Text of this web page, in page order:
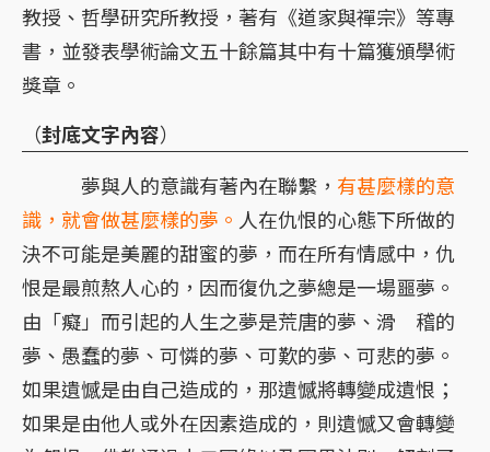
教授、哲學研究所教授，著有《道家與禪宗》等專
書，並發表學術論文五十餘篇其中有十篇獲頒學術
獎章。
（封底文字內容）
夢與人的意識有著內在聯繫， 有甚麼樣的意
識，就會做甚麼樣的夢。 人在仇恨的心態下所做的
決不可能是美麗的甜蜜的夢，而在所有情感中，仇
恨是最煎熬人心的，因而復仇之夢總是一場噩夢。
由「癡」而引起的人生之夢是荒唐的夢、滑 稽的
夢、愚蠢的夢、可憐的夢、可歎的夢、可悲的夢。
如果遺憾是由自己造成的，那遺憾將轉變成遺恨；
如果是由他人或外在因素造成的，則遺憾又會轉變